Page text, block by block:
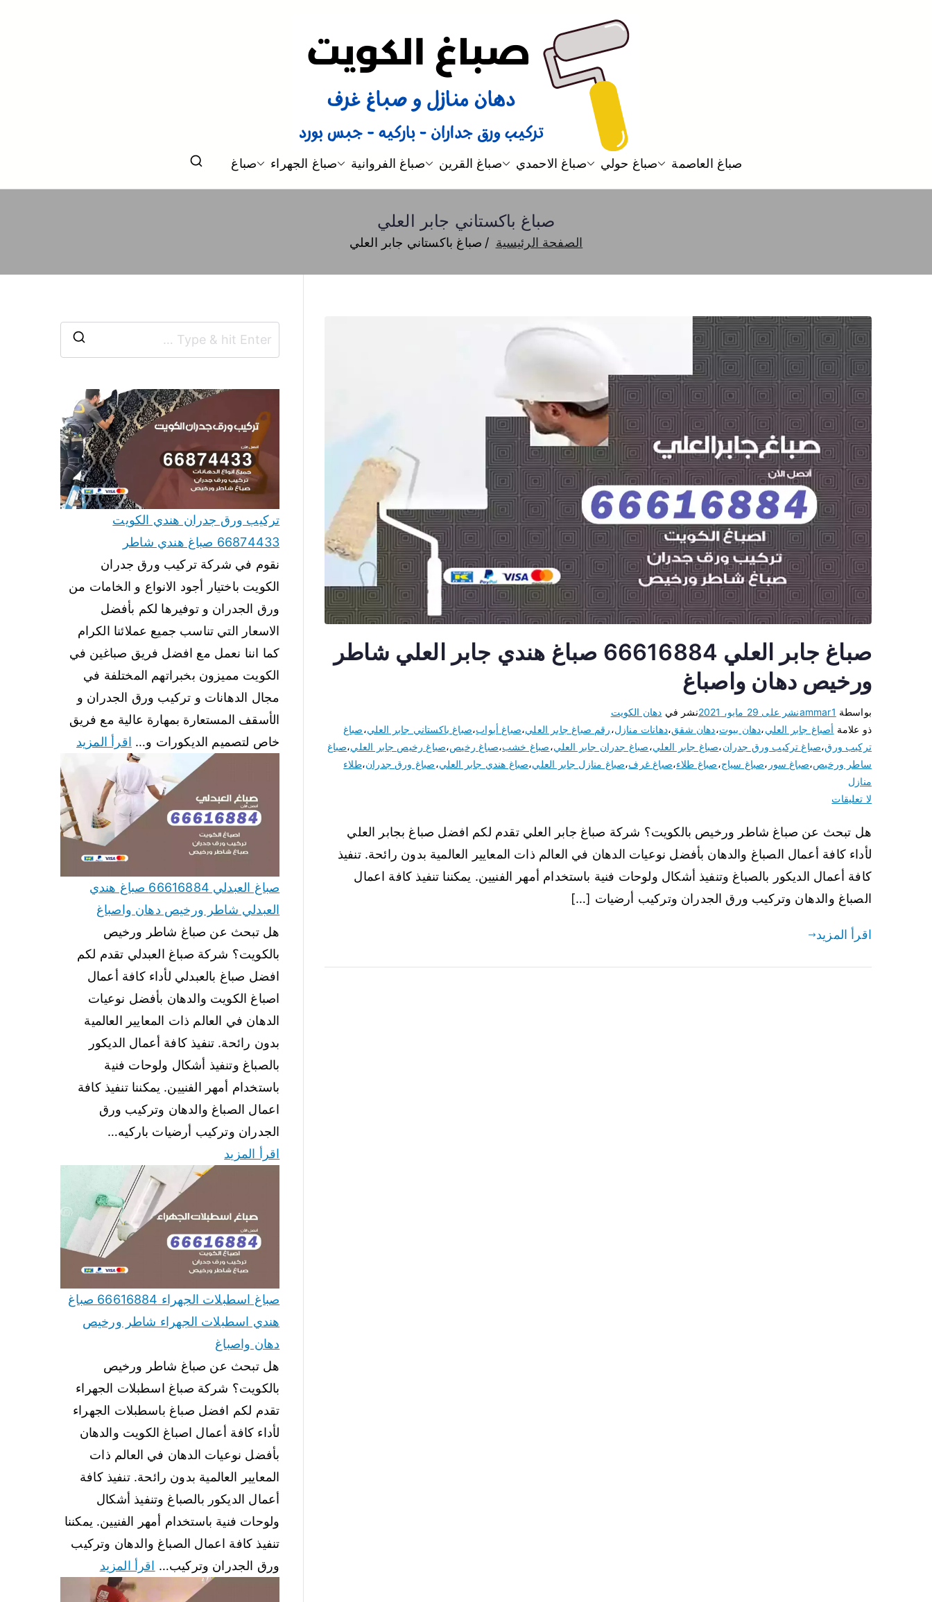
صباغ
صباغ الكويت 66616884 صباغ هندي رخيص و شاطر دهان منازل وتركيب ورق جدران صباغ العاصمة صباغ حولي صباغ الاحمدي صباغ القرين صباغ الفروانية صباغ الجهراء صباغ
صباغ باكستاني جابر العلي
الصفحة الرئيسية صباغ باكستاني جابر العلي
صباغ جابر العلي 66616884 صباغ هندي جابر العلي شاطر
ورخيص دهان واصباغ
بواسطة ammar1نشر على 29 مايو، 2021 نشر في دهان الكويت
ذو علامة أصباغ جابر العلي،دهان بيوت،دهان شقق،دهانات منازل،رقم صباغ جابر العلي،صباغ أبواب،صباغ باكستاني جابر العلي،صباغ
تركيب ورق،صباغ تركيب ورق جدران،صباغ جابر العلي،صباغ جدران جابر العلي،صباغ خشب،صباغ رخيص،صباغ رخيص جابر العلي،صباغ
ساطر ورخيص،صباغ سور ،صباغ سياج،صباغ طلاء،صباغ غرف،صباغ منازل جابر العلي،صباغ هندي جابر العلي،صباغ ورق جدران،طلاء
منازل
لا تعليقات
هل تبحث عن صباغ شاطر ورخيص بالكويت؟ شركة صباغ جابر العلي تقدم لكم افضل صباغ بجابر العلي
لأداء كافة أعمال الصباغ والدهان بأفضل نوعيات الدهان في العالم ذات المعايير العالمية بدون رائحة. تنفيذ
كافة أعمال الديكور بالصباغ وتنفيذ أشكال ولوحات فنية باستخدام أمهر الفنيين. يمكننا تنفيذ كافة اعمال
الصباغ والدهان وتركيب ورق الجدران وتركيب أرضيات […]
اقرأ المزيد
تركيب ورق جدران هندي الكويت
66874433 صباغ هندي شاطر
نقوم في شركة تركيب ورق جدران
الكويت باختيار أجود الانواع و الخامات من
ورق الجدران و توفيرها لكم بأفضل
الاسعار التي تناسب جميع عملائنا الكرام
كما اننا نعمل مع افضل فريق صباغين في
الكويت مميزون بخبراتهم المختلفة في
مجال الدهانات و تركيب ورق الجدران و
الأسقف المستعارة بمهارة عالية مع فريق
خاص لتصميم الديكورات و… اقرأ المزيد
صباغ العبدلي 66616884 صباغ هندي
العبدلي شاطر ورخيص دهان واصباغ
هل تبحث عن صباغ شاطر ورخيص
بالكويت؟ شركة صباغ العبدلي تقدم لكم
افضل صباغ بالعبدلي لأداء كافة أعمال
اصباغ الكويت والدهان بأفضل نوعيات
الدهان في العالم ذات المعايير العالمية
بدون رائحة. تنفيذ كافة أعمال الديكور
بالصباغ وتنفيذ أشكال ولوحات فنية
باستخدام أمهر الفنيين. يمكننا تنفيذ كافة
اعمال الصباغ والدهان وتركيب ورق
الجدران وتركيب أرضيات باركيه…
اقرأ المزيد
صباغ اسطبلات الجهراء 66616884 صباغ
هندي اسطبلات الجهراء شاطر ورخيص
دهان واصباغ
هل تبحث عن صباغ شاطر ورخيص
بالكويت؟ شركة صباغ اسطبلات الجهراء
تقدم لكم افضل صباغ باسطبلات الجهراء
لأداء كافة أعمال اصباغ الكويت والدهان
بأفضل نوعيات الدهان في العالم ذات
المعايير العالمية بدون رائحة. تنفيذ كافة
أعمال الديكور بالصباغ وتنفيذ أشكال
ولوحات فنية باستخدام أمهر الفنيين. يمكننا
تنفيذ كافة اعمال الصباغ والدهان وتركيب
ورق الجدران وتركيب… اقرأ المزيد